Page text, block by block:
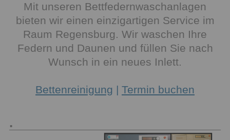
Mit unseren Bettfedernwaschanlagen
bieten wir einen einzigartigen Service im
Raum Regensburg. Wir waschen Ihre
Federn und Daunen und füllen Sie nach
Wunsch in ein neues Inlett.
Bettenreinigung | Termin buchen
.